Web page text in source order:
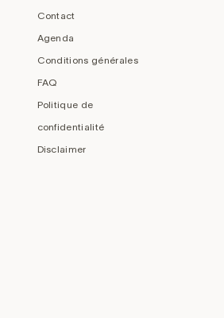
Contact
Agenda
Conditions générales
FAQ
Politique de
confidentialité
Disclaimer